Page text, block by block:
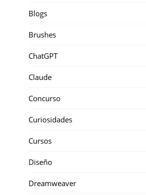
Blogs
Brushes
ChatGPT
Claude
Concurso
Curiosidades
Cursos
Diseño
Dreamweaver